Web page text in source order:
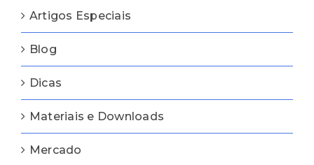
Artigos Especiais
Blog
Dicas
Materiais e Downloads
Mercado